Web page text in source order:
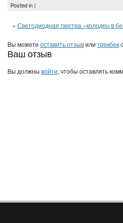
Posted in |
« Светодиодная люстра «колодец в
Вы можете оставить отзывили трекбек
Ваш отзыв
Вы должны войти, чтобы оставлять